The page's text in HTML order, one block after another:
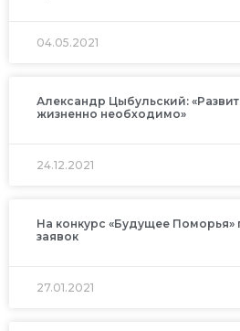
04.05.2021
Александр Цыбульский:
жизненно необходимо»
24.12.2021
На конкурс «Будущее Поморья»
заявок
27.01.2021